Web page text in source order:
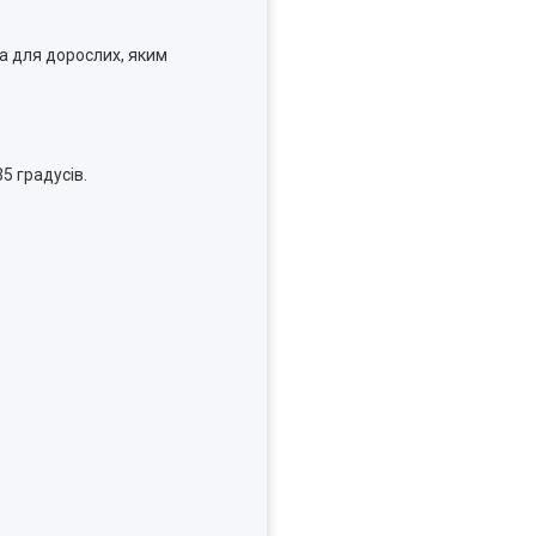
для дорослих, яким
градусів.